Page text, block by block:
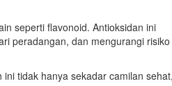
seperti flavonoid. Antioksidan ini
peradangan, dan mengurangi risiko
tidak hanya sekadar camilan sehat,